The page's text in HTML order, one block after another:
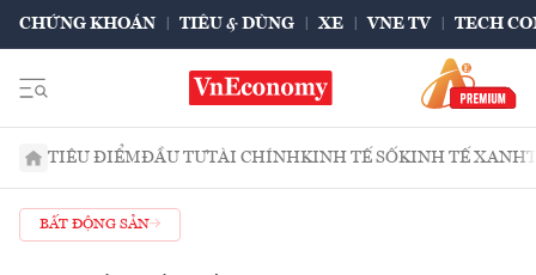
CHỨNG KHOÁN TIÊU & DÙNG XE VNE TV TECH
TIÊU ĐIỂMĐẦU TƯTÀI CHÍNHKINH TẾ SỐKINH TẾ XANH
BẤT ĐỘNG SẢN